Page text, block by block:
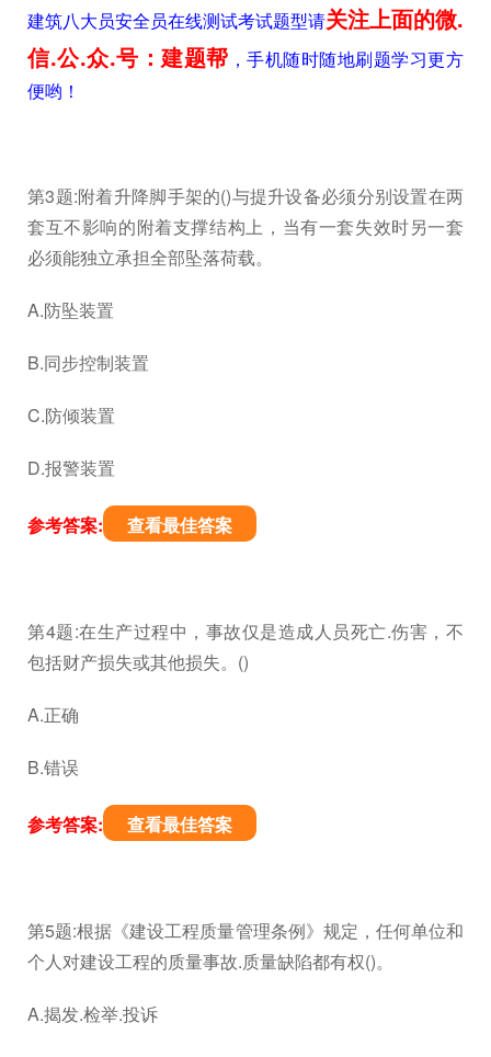
建筑八大员安全员在线测试考试题型请关注上面的微.
信.公.众.号：建题帮 ，手机随时随地刷题学习更方
便哟！
第3题:附着升降脚手架的()与提升设备必须分别设置在两
套互不影响的附着支撑结构上，当有一套失效时另一套
必须能独立承担全部坠落荷载。
A.防坠装置
B.同步控制装置
C.防倾装置
D.报警装置
参考答案: 查看最佳答案
第4题:在生产过程中，事故仅是造成人员死亡.伤害，不
包括财产损失或其他损失。()
A.正确
B.错误
参考答案: 查看最佳答案
第5题:根据《建设工程质量管理条例》规定，任何单位和
个人对建设工程的质量事故.质量缺陷都有权()。
A.揭发.检举.投诉